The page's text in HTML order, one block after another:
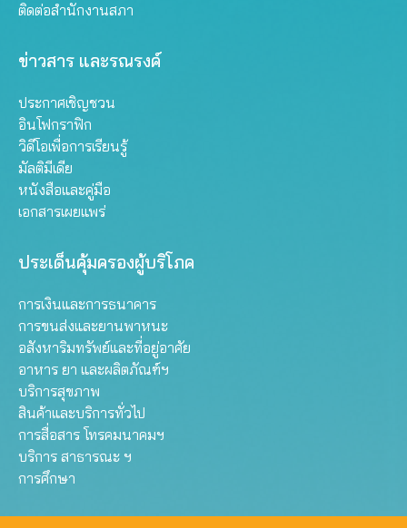
ติดต่อสำนักงานสภา
ข่าวสาร และรณรงค์
ประกาศเชิญชวน
อินโฟกราฟิก
วิดีโอเพื่อการเรียนรู้
มัลติมีเดีย
หนังสือและคู่มือ
เอกสารเผยแพร่
ประเด็นคุ้มครองผู้บริโภค
การเงินและการธนาคาร
การขนส่งและยานพาหนะ
อสังหาริมทรัพย์และที่อยู่อาศัย
อาหาร ยา และผลิตภัณฑ์ฯ
บริการสุขภาพ
สินค้าและบริการทั่วไป
การสื่อสาร โทรคมนาคมฯ
บริการ สาธารณะ ฯ
การศึกษา